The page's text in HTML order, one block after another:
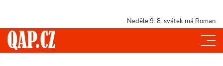
Neděle 9. 8. svátek má Roman